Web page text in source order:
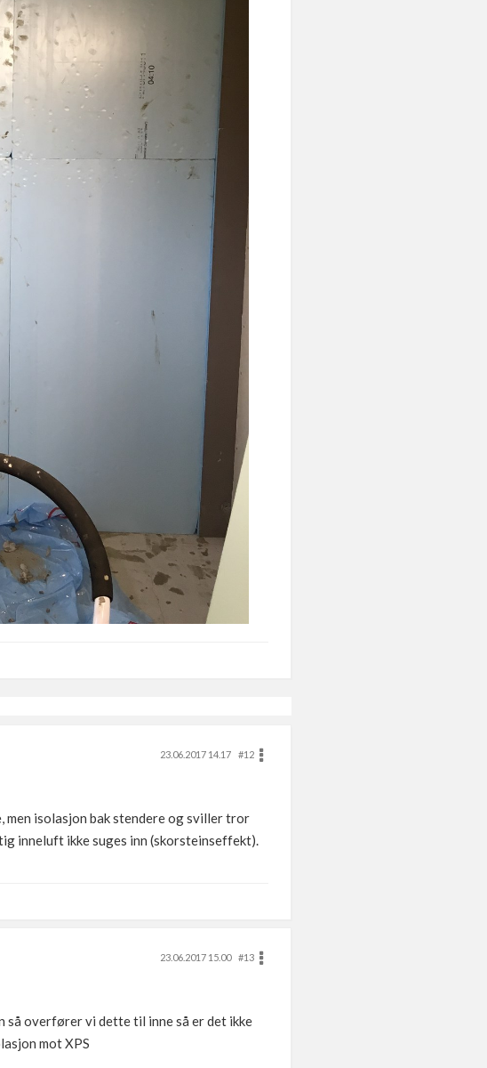
23.06.2017 14.17
#12
isolasjon bak stendere og sviller tror
inneluft ikke suges inn (skorsteinseffekt).
23.06.2017 15.00
#13
så overfører vi dette til inne så er det ikke
mot XPS